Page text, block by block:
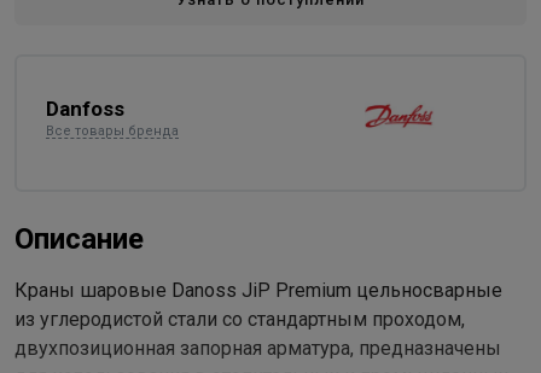
Danfoss
Все товары бренда
Описание
Краны шаровые Danoss JiP Premium цельносварные
из углеродистой стали со стандартным проходом,
двухпозиционная запорная арматура, предназначены